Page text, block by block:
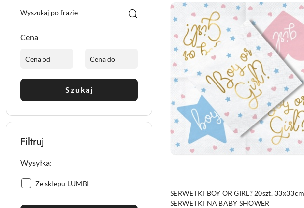
Cena
Szukaj
Filtruj
Wysyłka:
Wysyłka::
Ze sklepu LUMBI
SERWETKI BOY OR GIRL? 20szt. 33x33cm
SERWETKI NA BABY SHOWER